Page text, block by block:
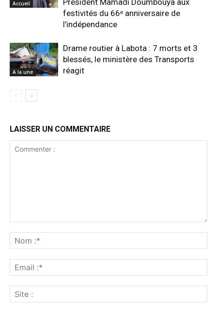
Accueil
Président Mamadi Doumbouya aux
festivités du 66ᵉ anniversaire de
l’indépendance
A la une
Drame routier à Labota : 7 morts et 3
blessés, le ministère des Transports
réagit
LAISSER UN COMMENTAIRE